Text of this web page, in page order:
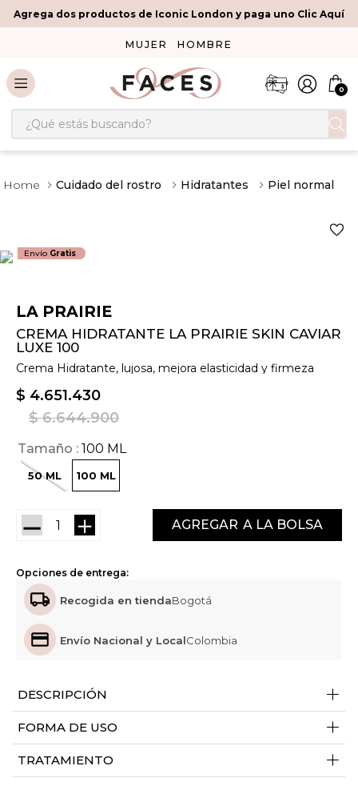
Agrega dos productos de Iconic London y paga uno Clic Aquí
MUJER HOMBRE
0
¿Qué estás buscando?
Cuidado del rostro Hidratantes Piel normal
Envío Gratis
LA PRAIRIE
CREMA HIDRATANTE LA PRAIRIE SKIN CAVIAR
LUXE 100
Crema Hidratante, lujosa, mejora elasticidad y firmeza
$ 4.651.430
$ 6.644.900
Tamaño 100 ML
100 ML
50 ML
＋
－ AGREGAR
Opciones de entrega:
Recogida en tiendaBogotá
Envío Nacional y LocalColombia
DESCRIPCIÓN +
FORMA DE USO +
TRATAMIENTO +